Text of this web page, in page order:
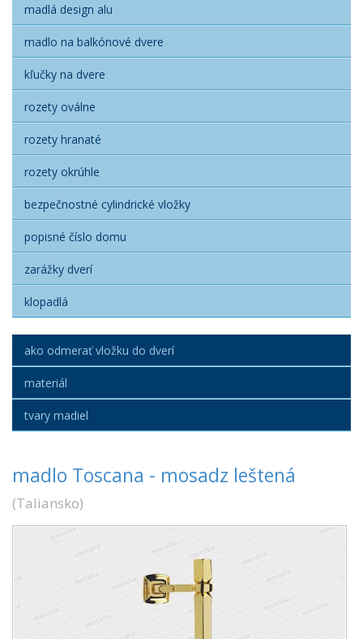
madlá design alu
madlo na balkónové dvere
kľučky na dvere
rozety oválne
rozety hranaté
rozety okrúhle
bezpečnostné cylindrické vložky
popisné číslo domu
zarážky dverí
klopadlá
ako odmerať vložku do dverí
materiál
tvary madiel
madlo Toscana - mosadz leštená
(Taliansko)